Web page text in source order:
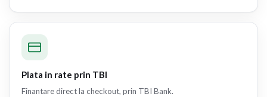
Plata in rate prin TBI
Finantare direct la checkout, prin TBI Bank.